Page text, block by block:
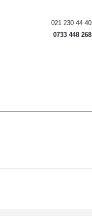
021 230 44 40
0733 448 268